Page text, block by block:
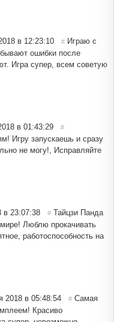
в 12:23:10 # Играю с
ошибки после
Игра супер, всем советую
в 01:43:29 #
Игру запускаешь и сразу
не могу!, Исправляйте
в 23:07:38 # Тайцзи Панда
Люблю прокачивать
работоспособность на
2018 в 05:48:54 # Самая
Красиво